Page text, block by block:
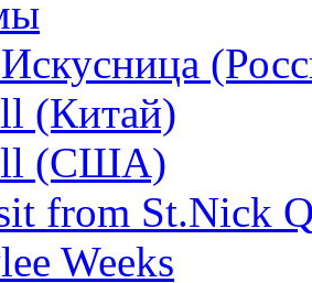
(Китай)
(США)
from St.Nick
Weeks